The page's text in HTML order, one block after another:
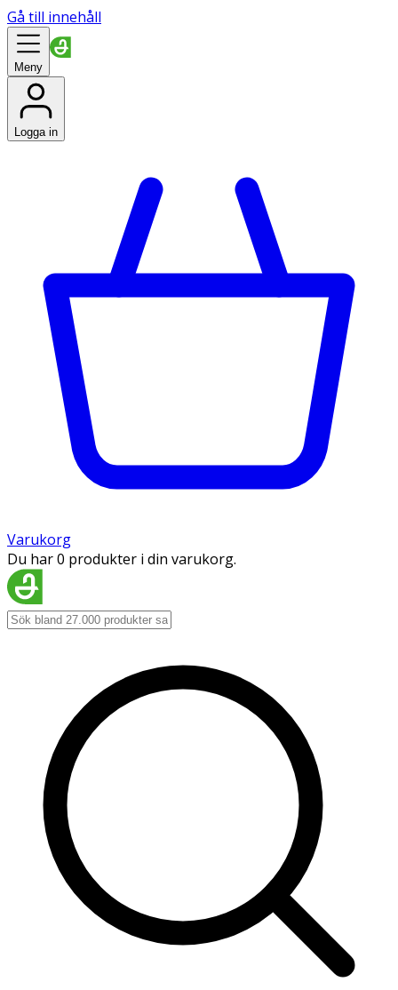
Gå till innehåll
Meny
Logga in
Varukorg
Du har 0 produkter i din varukorg.